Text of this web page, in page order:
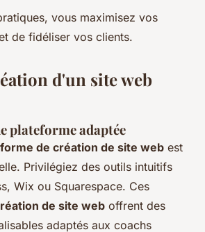
vous maximisez vos
de fidéliser vos clients.
d'un site web
plateforme adaptée
de création de site web est
Privilégiez des outils intuitifs
Wix ou Squarespace. Ces
de site web offrent des
adaptés aux coachs